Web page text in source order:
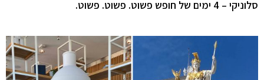
סלוניקי – 4 ימים של חופש פשוט. פשוט. פשוט.